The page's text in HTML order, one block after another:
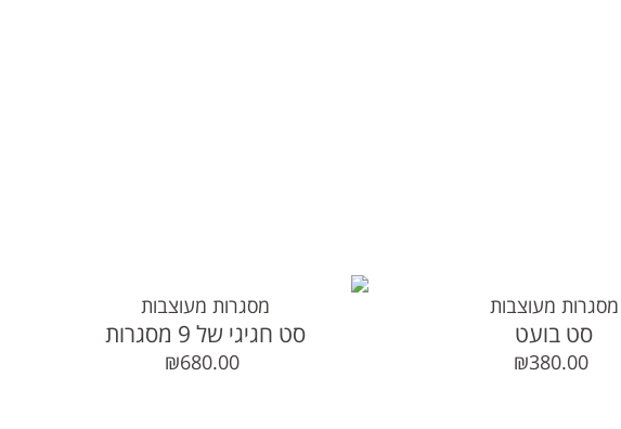
מסגרות מעוצבות
סט בועט
₪380.00
מסגרות מעוצבות
סט חגיגי של 9 מסגרות
₪680.00